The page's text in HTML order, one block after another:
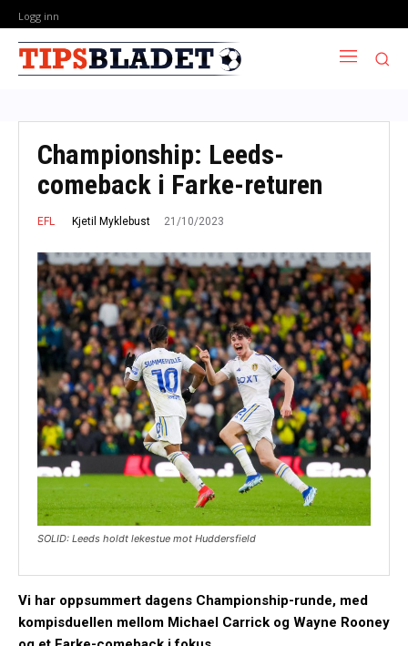
Logg inn
Championship: Leeds-
comeback i Farke-returen
EFL Kjetil Myklebust 21/10/2023
SOLID: Leeds holdt lekestue mot Huddersfield
Vi har oppsummert dagens Championship-runde, med
kompisduellen mellom Michael Carrick og Wayne Rooney